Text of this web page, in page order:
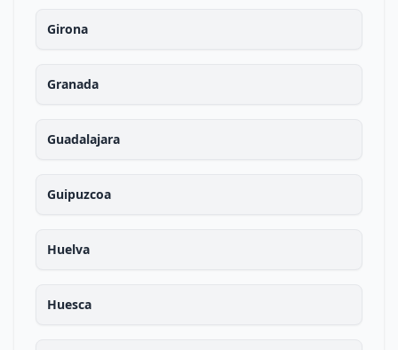
Girona
Granada
Guadalajara
Guipuzcoa
Huelva
Huesca